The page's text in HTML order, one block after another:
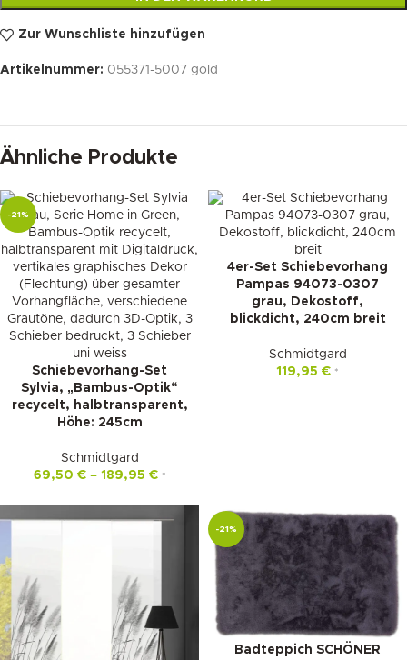
Zur Wunschliste hinzufügen
Artikelnummer: 055371-5007 gold
Ähnliche Produkte
-21%
Schiebevorhang-Set
Sylvia, „Bambus-Optik“
recycelt, halbtransparent,
Höhe: 245cm
Schmidtgard
69,50 €– 189,95 € *
4er-Set Schiebevorhang
Pampas 94073-0307
grau, Dekostoff,
blickdicht, 240cm breit
Schmidtgard
119,95 € *
-21%
Badteppich SCHÖNER